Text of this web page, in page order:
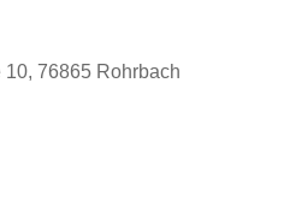
76865 Rohrbach